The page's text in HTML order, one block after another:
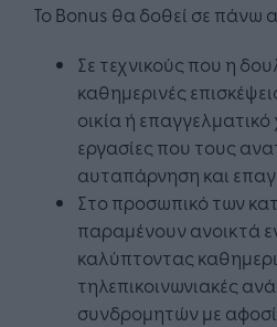
Το Bonus θα δοθεί σε πάνω
Σε τεχνικούς που η
καθημερινές
οικία ή
εργασίες που τους
αυταπάρνηση και
Στο προσωπικό των
παραμένουν ανοικτά
καλύπτοντας
τηλεπικοινωνιακές
συνδρομητών με